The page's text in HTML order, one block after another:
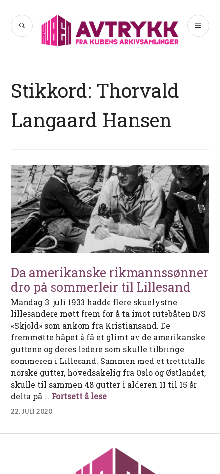
innhold
Avtrykk
SØK
Stikkord: Thorvald
Langaard Hansen
Da amerikanske rikmannssønner
dro på sommerleir til Lillesand
Mandag 3. juli 1933 hadde flere skuelystne
lillesandere møtt frem for å ta imot rutebåten D/S
«Skjold» som ankom fra Kristiansand. De
fremmøtte håpet å få et glimt av de amerikanske
guttene og deres ledere som skulle tilbringe
sommeren i Lillesand. Sammen med et trettitalls
norske gutter, hovedsakelig fra Oslo og Østlandet,
skulle til sammen 48 gutter i alderen 11 til 15 år
delta på … Fortsett å leseDa amerikanske
22. JULI 2020